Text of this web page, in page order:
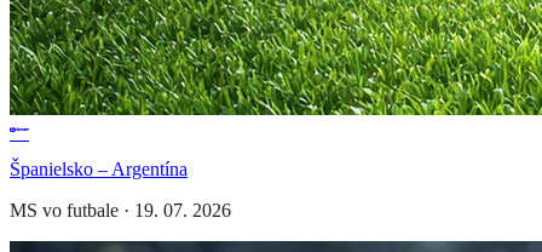
Španielsko – Argentína
MS vo futbale · 19. 07. 2026